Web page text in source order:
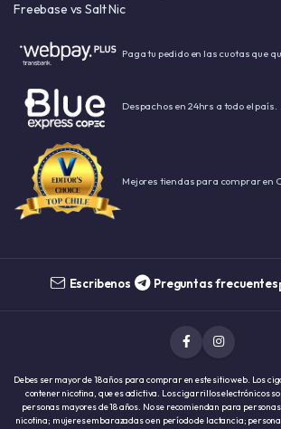
Freebase vs Salt Nic
Paga tu pedido en las cuotas que
Despachos en 24hrs a todo el país.
Mejores tiendas para comprar en
Escribenos Preguntas frecuentes
Debes ser mayor de 18 años para comprar en este sitio web. Los
contener nicotina, que es adictiva. Los cigarrillos electrónicos
personas mayores de 18 años. No se recomiendan para
nicotina; mujeres embarazadas o en período de lactancia;